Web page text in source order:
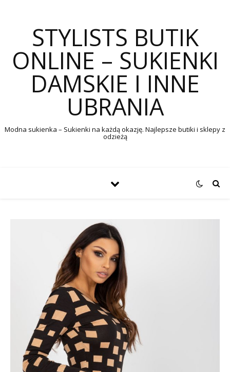
STYLISTS BUTIK
ONLINE – SUKIENKI
DAMSKIE I INNE
UBRANIA
Modna sukienka – Sukienki na każdą okazję. Najlepsze butiki i sklepy z
odzieżą